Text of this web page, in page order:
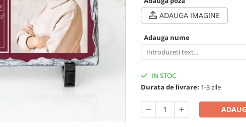
ADAUGA IMAGINE
Adauga nume
IN STOC
Durata de livrare: 1-3 zile